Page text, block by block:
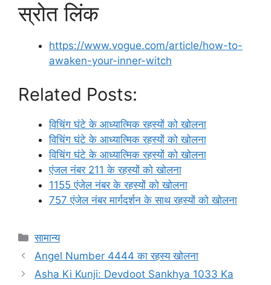
स्रोत लिंक
https://www.vogue.com/article/how-to-
awaken-your-inner-witch
Related Posts:
विचिंग घंटे के आध्यात्मिक रहस्यों को खोलना
विचिंग घंटे के आध्यात्मिक रहस्यों को खोलना
विचिंग घंटे के आध्यात्मिक रहस्यों को खोलना
एंजल नंबर 211 के रहस्यों को खोलना
1155 एंजेल नंबर के रहस्यों को खोलना
757 एंजेल नंबर मार्गदर्शन के साथ रहस्यों को खोलना
Categories
सामान्य
Angel Number 4444 का रहस्य खोलना
Asha Ki Kunji: Devdoot Sankhya 1033 Ka